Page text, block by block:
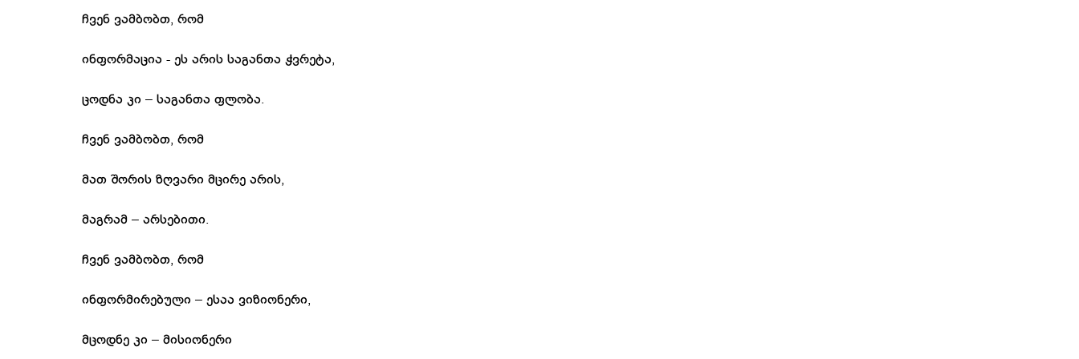
ჩვენ ვამბობთ, რომ
ინფორმაცია - ეს არის საგანთა ჭვრეტა,
ცოდნა კი – საგანთა ფლობა.
ჩვენ ვამბობთ, რომ
მათ შორის ზღვარი მცირე არის,
მაგრამ – არსებითი.
ჩვენ ვამბობთ, რომ
ინფორმირებული – ესაა ვიზიონერი,
მცოდნე კი – მისიონერი